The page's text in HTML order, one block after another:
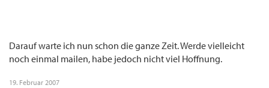
Darauf warte ich nun schon die ganze Zeit. Werde vielleicht
noch einmal mailen, habe jedoch nicht viel Hoffnung.
19. Februar 2007